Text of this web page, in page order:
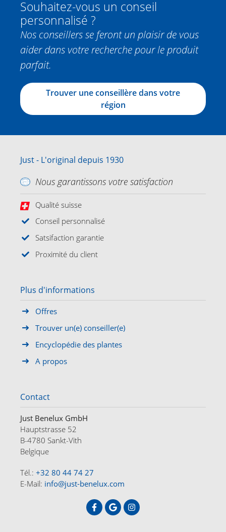
OFFRES A PROPOS
Souhaitez-vous un conseil
personnalisé ?
Nos conseillers se feront un plaisir de vous
aider dans votre recherche pour le produit
parfait.
Trouver une conseillère dans votre
région
Just - L'original depuis 1930
Nous garantissons votre satisfaction
Qualité suisse
Conseil personnalisé
Satsifaction garantie
Proximité du client
Plus d'informations
Offres
Trouver un(e) conseiller(e)
Encyclopédie des plantes
A propos
Contact
Just Benelux GmbH
Hauptstrasse 52
B-4780 Sankt-Vith
Belgique
Tél.: +32 80 44 74 27
E-Mail: info@just-benelux.com